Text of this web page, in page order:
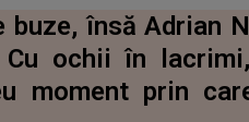
buze, însă Adrian
ochii în
moment prin